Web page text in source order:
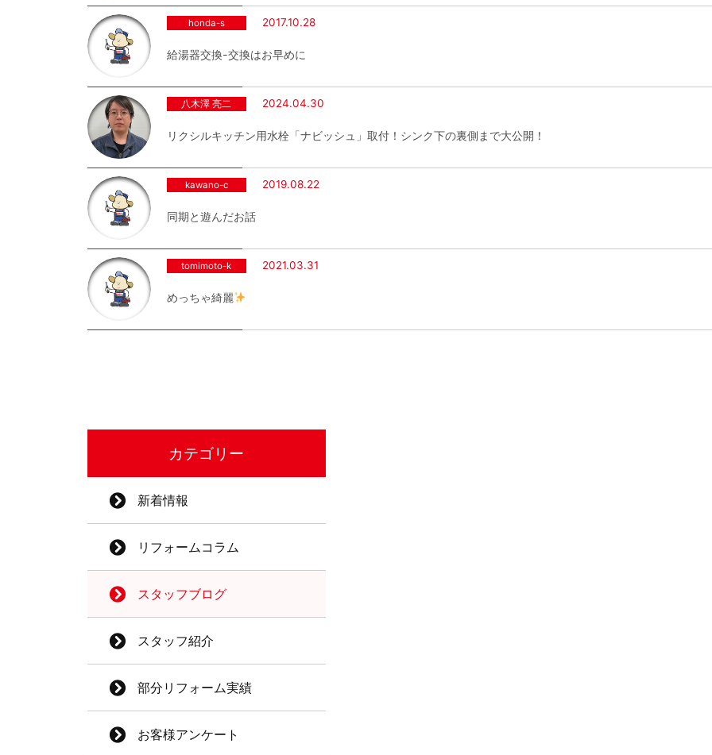
honda-s 2017.10.28
給湯器交換-交換はお早めに
八木澤 亮二 2024.04.30
リクシルキッチン用水栓「ナビッシュ」取付！シンク下の裏側まで大公開！
kawano-c 2019.08.22
同期と遊んだお話
tomimoto-k 2021.03.31
めっちゃ綺麗
カテゴリー
新着情報
リフォームコラム
スタッフブログ
スタッフ紹介
部分リフォーム実績
お客様アンケート